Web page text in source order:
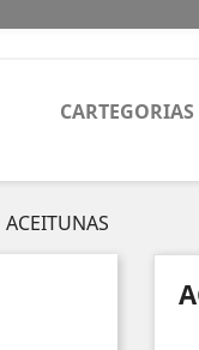
CARTEGORIAS
ACEITUNAS